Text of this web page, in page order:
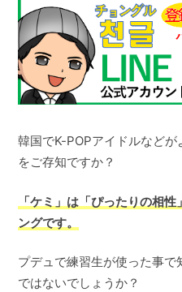
韓国でK-POPアイドルなどが
をご存知ですか？
「ケミ」は「ぴったりの相
ングです。
プデュで練習生が使った事
ではないでしょうか？